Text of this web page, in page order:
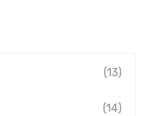
(13)
(14)